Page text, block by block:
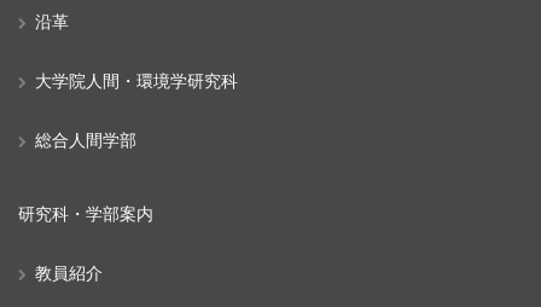
沿革
大学院人間・環境学研究科
総合人間学部
研究科・学部案内
教員紹介